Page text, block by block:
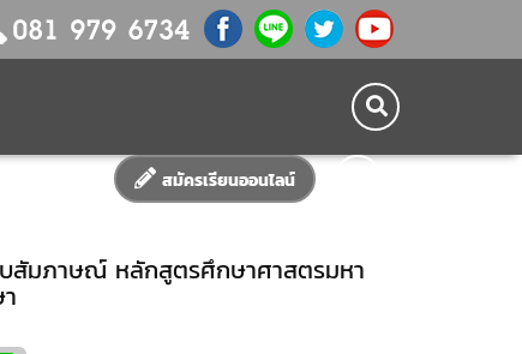
สมัครเรียนออนไลน์
บสัมภาษณ์ หลักสูตรศึกษาศาสตรมหา